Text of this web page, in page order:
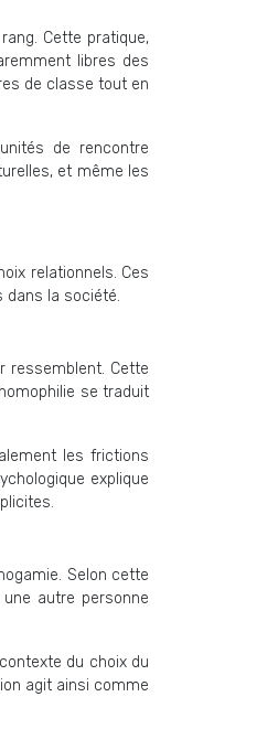
Cette pratique,
libres des
de classe tout en
de rencontre
et même les
relationnels. Ces
dans la société.
ressemblent. Cette
se traduit
les frictions
explique
Selon cette
autre personne
du choix du
agit ainsi comme